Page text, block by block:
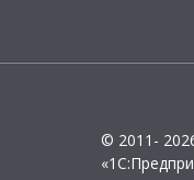
© 2011-